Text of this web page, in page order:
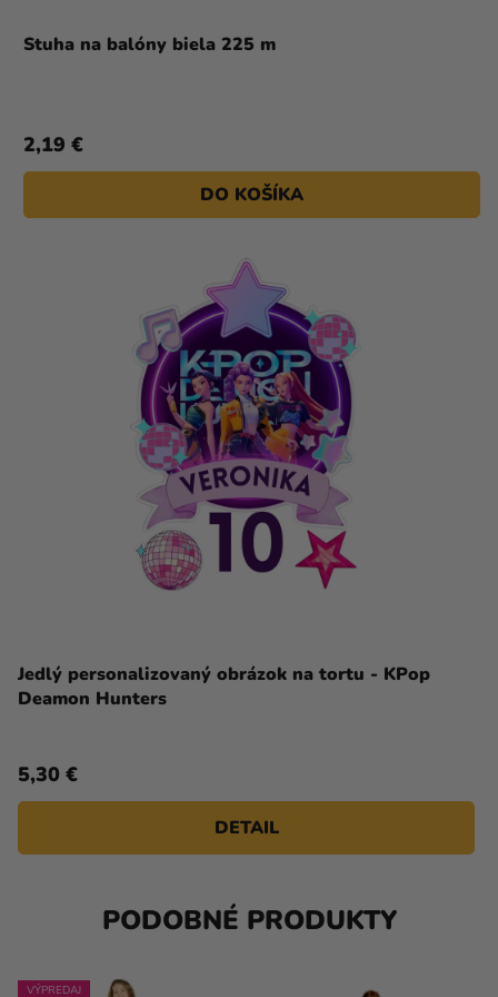
Stuha na balóny biela 225 m
2,19 €
DO KOŠÍKA
Jedlý personalizovaný obrázok na tortu - KPop
Deamon Hunters
5,30 €
DETAIL
PODOBNÉ PRODUKTY
VÝPREDAJ